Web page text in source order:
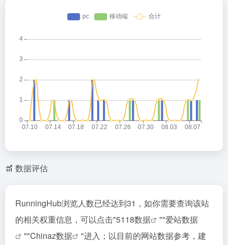
数据评估
RunningHub浏览人数已经达到31，如你需要查询该站
的相关权重信息，可以点击"5118数据 ""爱站数据
""Chinaz数据
"进入；以目前的网站数据参考，建